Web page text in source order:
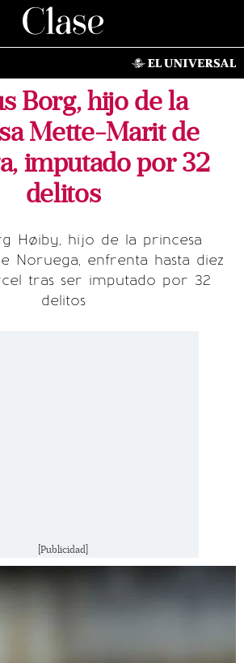
Borg, hijo de la
Mette-Marit de
imputado por 32
delitos
Høiby, hijo de la princesa
Noruega, enfrenta hasta diez
tras ser imputado por 32
delitos
[Publicidad]